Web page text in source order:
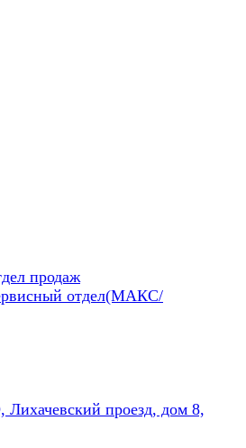
продаж
отдел(МАКС/
проезд, дом 8,